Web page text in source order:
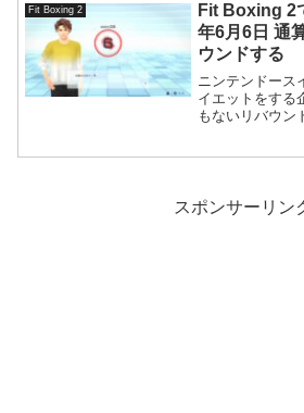
Fit Boxing 2
Fit Boxing 2
年6月6日 通
ウンドする
ニンテンドース
イエットをする
もないリバウン
スポンサーリン